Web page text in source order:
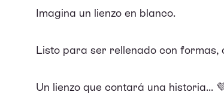
Imagina un lienzo en blanco.
Listo para ser rellenado con formas,
Un lienzo que contará una historia...